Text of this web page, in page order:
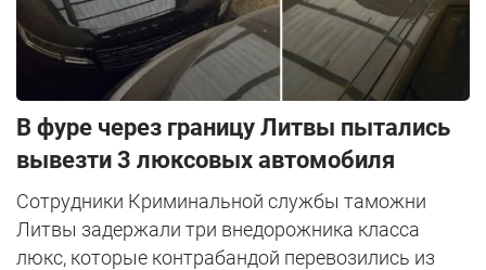
В фуре через границу Литвы пытались
вывезти 3 люксовых автомобиля
Сотрудники Криминальной службы таможни
Литвы задержали три внедорожника класса
люкс, которые контрабандой перевозились из